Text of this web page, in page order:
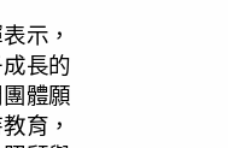
示，
長的
體願
育，